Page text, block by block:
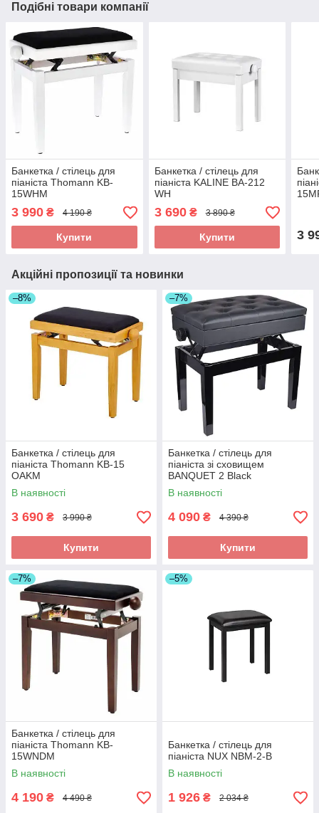
Подібні товари компанії
Банкетка / стілець для
піаніста Thomann KB-
15WHM
3 990 ₴ 4 190 ₴
Купити
Банкетка / стілець для
піаніста KALINE BA-212
WH
3 690₴ 3 890 ₴
Купити 3
Акційні пропозиції та новинки
–8%
Банкетка / стілець для
піаніста Thomann KB-15
OAKM
В наявності
3 690 ₴ 3 990 ₴
Купити
–7%
Банкетка / стілець для
піаніста зі сховищем
BANQUET 2 Black
В наявності
4 090 ₴ 4 390 ₴
Купити
–7%
Банкетка / стілець для
піаніста Thomann KB-
15WNDM
В наявності
4 190 ₴ 4 490 ₴
–5%
Банкетка / стілець для
піаніста NUX NBM-2-B
В наявності
1 926 ₴ 2 034 ₴